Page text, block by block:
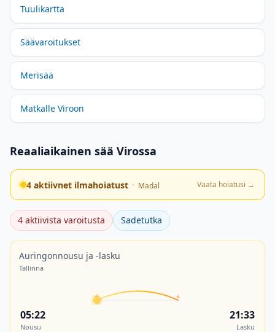
Tuulikartta
Säävaroitukset
Merisää
Matkalle Viroon
Reaaliaikainen sää Virossa
4 aktiivnet ilmahoiatust · Madal Vaata hoiatusi →
4 aktiivista varoitusta Sadetutka
Auringonnousu ja -lasku
Tallinna
05:22
Nousu
21:33
Lasku